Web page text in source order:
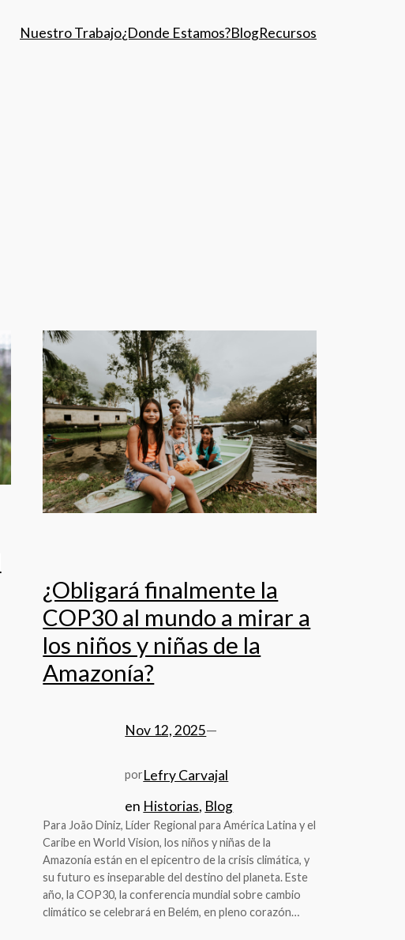
Nuestro Trabajo¿Donde Estamos?BlogRecursos
¿Obligará finalmente la
COP30 al mundo a mirar a
los niños y niñas de la
Amazonía?
Nov 12, 2025—
porLefry Carvajal
en Historias, Blog
Para João Diniz, Líder Regional para América Latina y el
Caribe en World Vision, los niños y niñas de la
Amazonía están en el epicentro de la crisis climática, y
su futuro es inseparable del destino del planeta. Este
año, la COP30, la conferencia mundial sobre cambio
climático se celebrará en Belém, en pleno corazón…